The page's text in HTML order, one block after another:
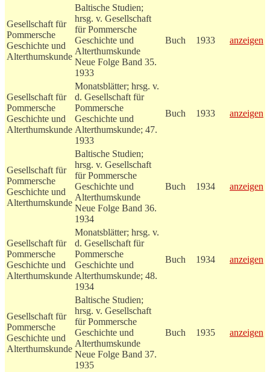
Gesellschaft für
Pommersche
Geschichte und
Alterthumskunde
Baltische Studien;
hrsg. v. Gesellschaft
für Pommersche
Geschichte und
Alterthumskunde
Neue Folge Band 35.
1933
Buch 1933 anzeigen
Gesellschaft für
Pommersche
Geschichte und
Alterthumskunde
Monatsblätter; hrsg. v.
d. Gesellschaft für
Pommersche
Geschichte und
Alterthumskunde; 47.
1933
Buch 1933 anzeigen
Gesellschaft für
Pommersche
Geschichte und
Alterthumskunde
Baltische Studien;
hrsg. v. Gesellschaft
für Pommersche
Geschichte und
Alterthumskunde
Neue Folge Band 36.
1934
Buch 1934 anzeigen
Gesellschaft für
Pommersche
Geschichte und
Alterthumskunde
Monatsblätter; hrsg. v.
d. Gesellschaft für
Pommersche
Geschichte und
Alterthumskunde; 48.
1934
Buch 1934 anzeigen
Gesellschaft für
Pommersche
Geschichte und
Alterthumskunde
Baltische Studien;
hrsg. v. Gesellschaft
für Pommersche
Geschichte und
Alterthumskunde
Neue Folge Band 37.
1935
Buch 1935 anzeigen